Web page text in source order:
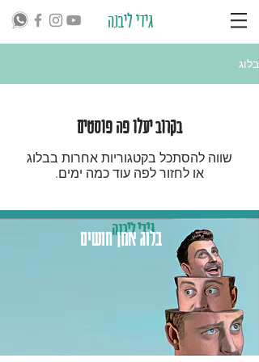
גידי ליבנה
בלוג
בקרוב יעלו פה פוסטים
שווה להסתכל בקטגוריות אחרות בבלוג
או לחזור לפה עוד כמה ימים.
גידי ליבנה
בלוג אמן חושים